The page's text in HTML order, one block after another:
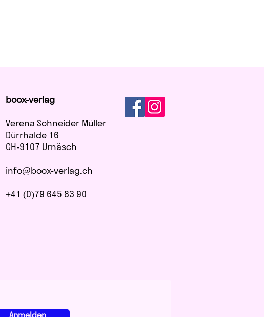
boox-verlag
Verena Schneider Müller
Dürrhalde 16
CH-9107 Urnäsch
info@boox-verlag.ch
+41 (0)79 645 83 90